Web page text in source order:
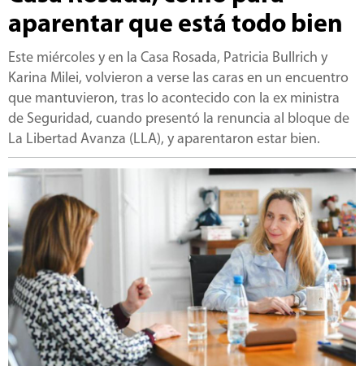
aparentar que está todo bien
Este miércoles y en la Casa Rosada, Patricia Bullrich y
Karina Milei, volvieron a verse las caras en un encuentro
que mantuvieron, tras lo acontecido con la ex ministra
de Seguridad, cuando presentó la renuncia al bloque de
La Libertad Avanza (LLA), y aparentaron estar bien.